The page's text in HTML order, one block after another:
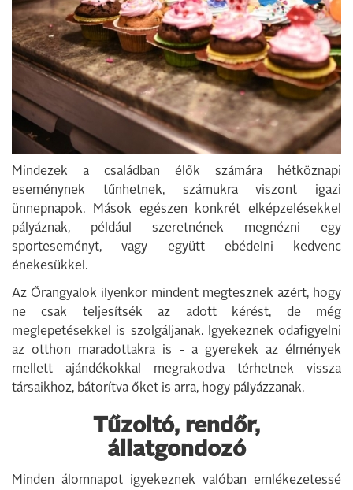
Mindezek a családban élők számára hétköznapi
eseménynek tűnhetnek, számukra viszont igazi
ünnepnapok. Mások egészen konkrét elképzelésekkel
pályáznak, például szeretnének megnézni egy
sporteseményt, vagy együtt ebédelni kedvenc
énekesükkel.
Az Őrangyalok ilyenkor mindent megtesznek azért, hogy
ne csak teljesítsék az adott kérést, de még
meglepetésekkel is szolgáljanak. Igyekeznek odafigyelni
az otthon maradottakra is - a gyerekek az élmények
mellett ajándékokkal megrakodva térhetnek vissza
társaikhoz, bátorítva őket is arra, hogy pályázzanak.
Tűzoltó, rendőr,
állatgondozó
Minden álomnapot igyekeznek valóban emlékezetessé